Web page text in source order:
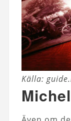
Källa: